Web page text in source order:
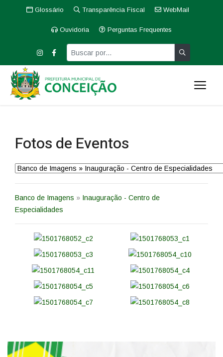
Glossário Transparência Fiscal WebMail
Ouvidoria Perguntas Frequentes
Fotos de Eventos
Banco de Imagens » Inauguração - Centro de
Especialidades